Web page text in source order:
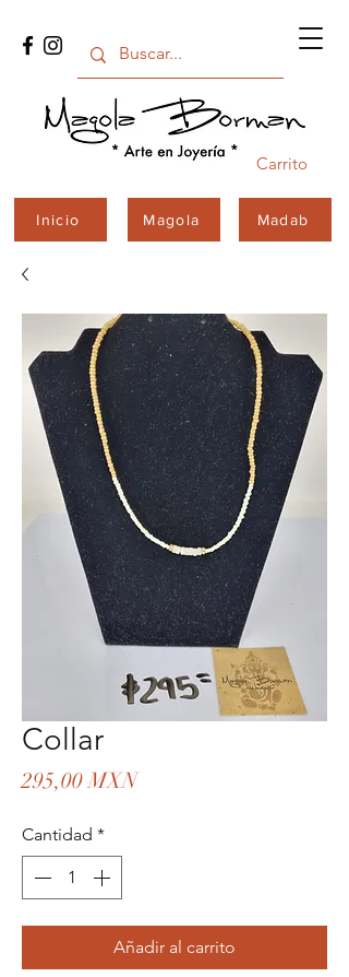
Carrito
Inicio Magola Madab
Collar
295,00 MXNPrecio
Cantidad *
Añadir al carrito